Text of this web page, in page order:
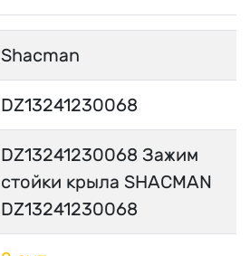
Shacman
DZ13241230068
DZ13241230068 Зажим
стойки крыла SHACMAN
DZ13241230068